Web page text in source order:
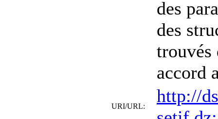
des
des
trouvés
accord
URI/URL:
http://